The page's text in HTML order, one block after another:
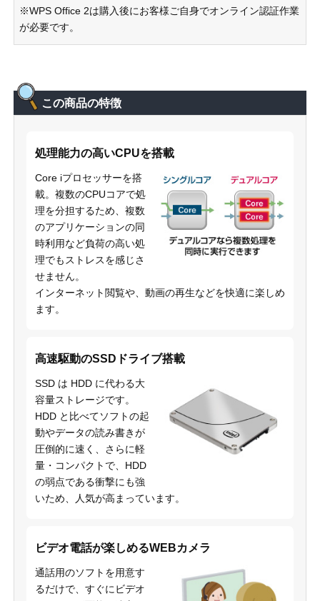
※WPS Office 2は購入後にお客様ご自身でオンライン認証作業
が必要です。
この商品の特徴
処理能力の高いCPUを搭載
Core iプロセッサーを搭
載。複数のCPUコアで処
理を分担するため、複数
のアプリケーションの同
時利用など負荷の高い処
理でもストレスを感じさ
せません。
インターネット閲覧や、動画の再生などを快適に楽しめ
ます。
高速駆動のSSDドライブ搭載
SSD は HDD に代わる大
容量ストレージです。
HDD と比べてソフトの起
動やデータの読み書きが
圧倒的に速く、さらに軽
量・コンパクトで、HDD
の弱点である衝撃にも強
いため、人気が高まっています。
ビデオ電話が楽しめるWEBカメラ
通話用のソフトを用意す
るだけで、すぐにビデオ